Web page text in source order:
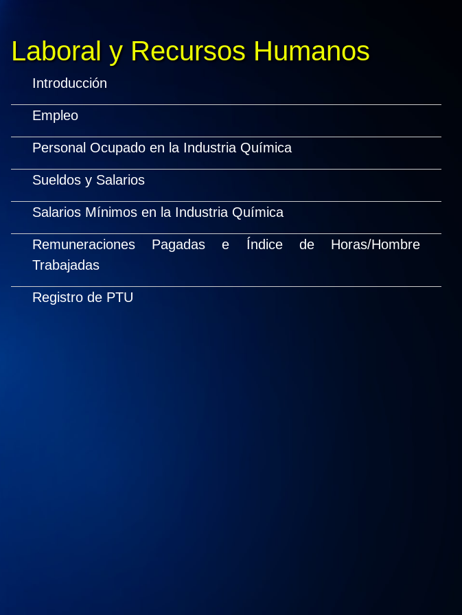
Laboral y Recursos Humanos
Introducción
Empleo
Personal Ocupado en la Industria Química
Sueldos y Salarios
Salarios Mínimos en la Industria Química
Remuneraciones Pagadas e Índice de Horas/Hombre
Trabajadas
Registro de PTU